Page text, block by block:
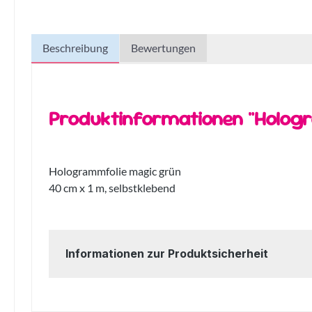
Beschreibung Bewertungen
Produktinformationen
Hologrammfolie magic grün
40 cm x 1 m, selbstklebend
Informationen zur Produktsicherheit